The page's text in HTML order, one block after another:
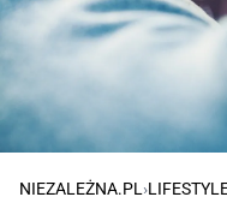
NIEZALEŻNA.PL›